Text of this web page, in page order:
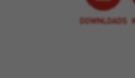
DOWNLOADS